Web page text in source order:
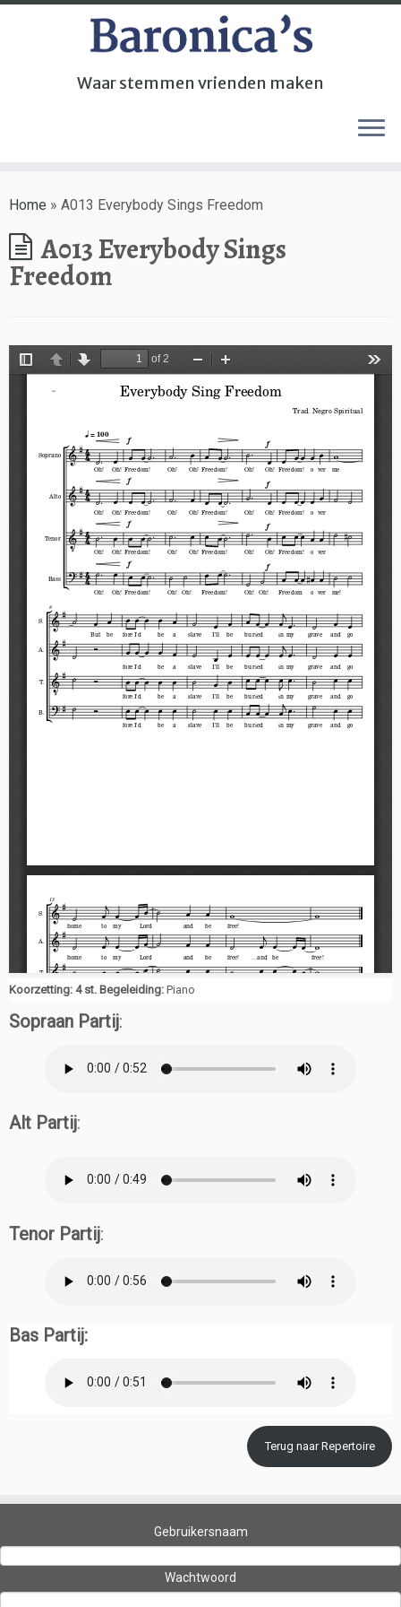
Waar stemmen vrienden maken
Home » A013 Everybody Sings Freedom
A013 Everybody Sings
Freedom
Koorzetting: 4 st. Begeleiding: Piano
Sopraan Partij:
Alt Partij:
Tenor Partij:
Bas Partij:
Terug naar Repertoire
Gebruikersnaam
Wachtwoord